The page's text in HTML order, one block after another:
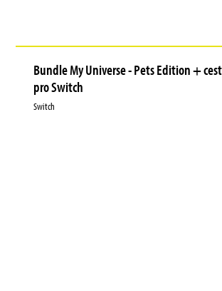
Bundle My Universe - Pets Edition +
pro Switch
Switch